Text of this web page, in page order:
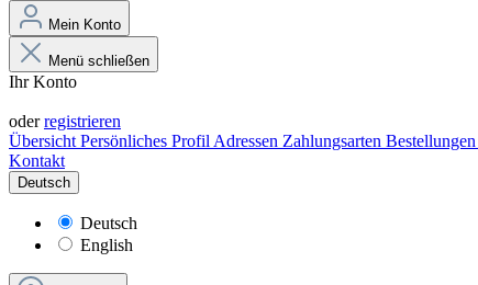
Mein Konto
Menü schließen
Ihr Konto
oderregistrieren
Übersicht Persönliches Profil Adressen Zahlungsarten Bestellungen
Kontakt
Deutsch
Deutsch
English